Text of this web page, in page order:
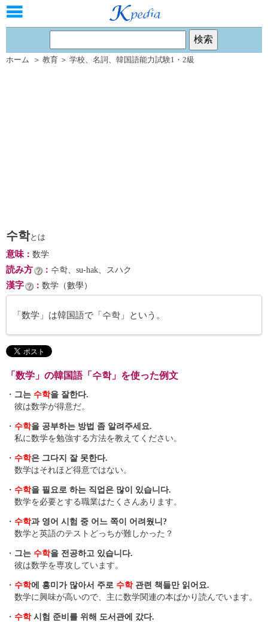
ホーム ＞ 教育 ＞ 学校、 名詞 、 韓国語能力試験1・2級
수학とは
意味： 数学
読み方 ： 수학、su-hak、スハク
漢字 ： 数学（數學）
「数学」は韓国語で「수학」という。
「数学」の韓国語「수학」を使った例文
・ 그는 수학을 잘한다.
彼は数学が得意だ。
・ 수학을 공부하는 방법 좀 알려주세요.
私に数学を勉強する方法を教えてください。
・ 수학은 그다지 잘 못한다.
数学はそれほど得意ではない。
・ 수학을 필요로 하는 직업은 많이 있습니다.
数学を必要とする職業はたくさんあります。
・ 수학과 영어 시험 중 어느 쪽이 어려웠니?
数学と英語のテストどっちが難しかった？
・ 그는 수학을 전공하고 있습니다.
彼は数学を専攻しています。
・ 수학에 흥미가 많아서 주로 수학관련 책들만 읽어요.
数学に興味が高いので、主に数学関連の本ばかり読んでいます。
・ 수학시험 준비를 위해 도서관에 갔다.